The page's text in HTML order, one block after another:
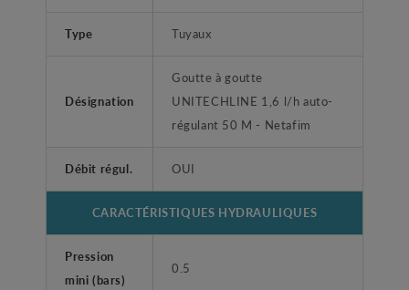
Type Tuyaux
Désignation
Goutte à goutte
UNITECHLINE 1,6 l/h auto-
régulant 50 M - Netafim
Débit régul. OUI
CARACTÉRISTIQUES HYDRAULIQUES
Pression
mini (bars)
0.5